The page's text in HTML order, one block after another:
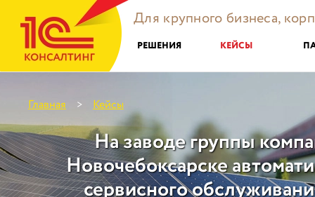
Для крупного бизнеса,
РЕШЕНИЯ КЕЙСЫ
Главная > Кейсы
На заводе группы
Новочебоксарске
сервисного